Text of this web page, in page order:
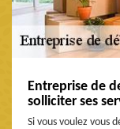
Entreprise de
solliciter ses
Si vous voulez vous